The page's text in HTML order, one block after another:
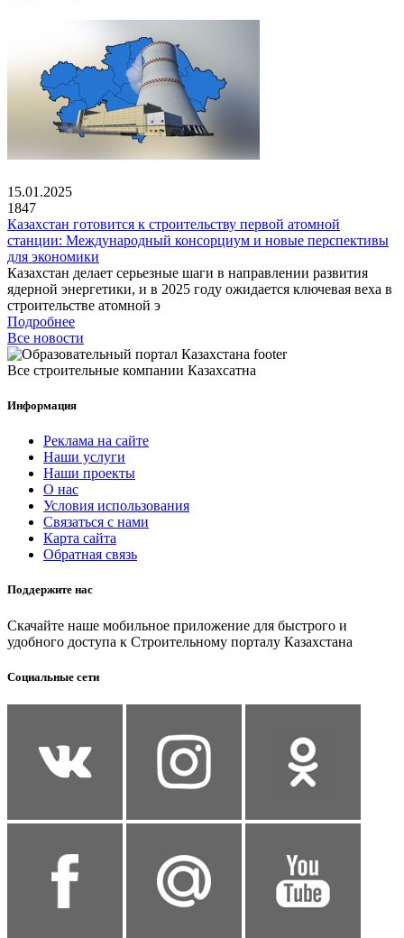
15.01.2025
1847
Казахстан готовится к строительству первой атомной
станции: Международный консорциум и новые перспективы
для экономики
Казахстан делает серьезные шаги в направлении развития
ядерной энергетики, и в 2025 году ожидается ключевая веха в
строительстве атомной э
Подробнее
Все новости
Все строительные компании Казахсатна
Информация
Реклама на сайте
Наши услуги
Наши проекты
О нас
Условия использования
Связаться с нами
Карта сайта
Обратная связь
Поддержите нас
Скачайте наше мобильное приложение для быстрого и
удобного доступа к Строительному порталу Казахстана
Социальные сети